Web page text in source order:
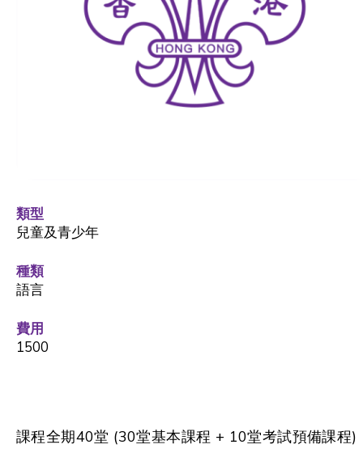
類型
兒童及青少年
種類
語言
費用
1500
課程全期40堂 (30堂基本課程 + 10堂考試預備課程)